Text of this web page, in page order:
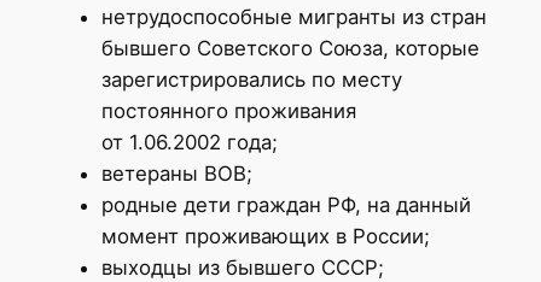
нетрудоспособные мигранты из стран
бывшего Советского Союза, которые
зарегистрировались по месту
постоянного проживания
от 1.06.2002 года;
ветераны ВОВ;
родные дети граждан РФ, на данный
момент проживающих в России;
выходцы из бывшего СССР;